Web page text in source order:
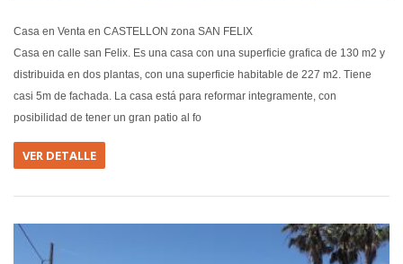
Casa en Venta en CASTELLON zona SAN FELIX
Casa en calle san Felix. Es una casa con una superficie grafica de 130 m2 y
distribuida en dos plantas, con una superficie habitable de 227 m2. Tiene
casi 5m de fachada. La casa está para reformar integramente, con
posibilidad de tener un gran patio al fo
VER DETALLE
EN